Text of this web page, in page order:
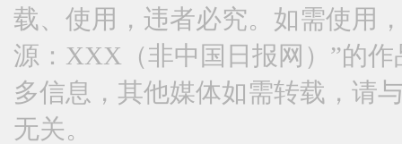
载、使用，违者必究。如需使用
源：XXX（非中国日报网）”的
多信息，其他媒体如需转载，请
无关。